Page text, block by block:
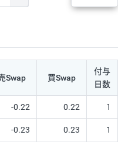
Swap 買Swap
付与
日数
-0.22 0.22 1
-0.23 0.23 1